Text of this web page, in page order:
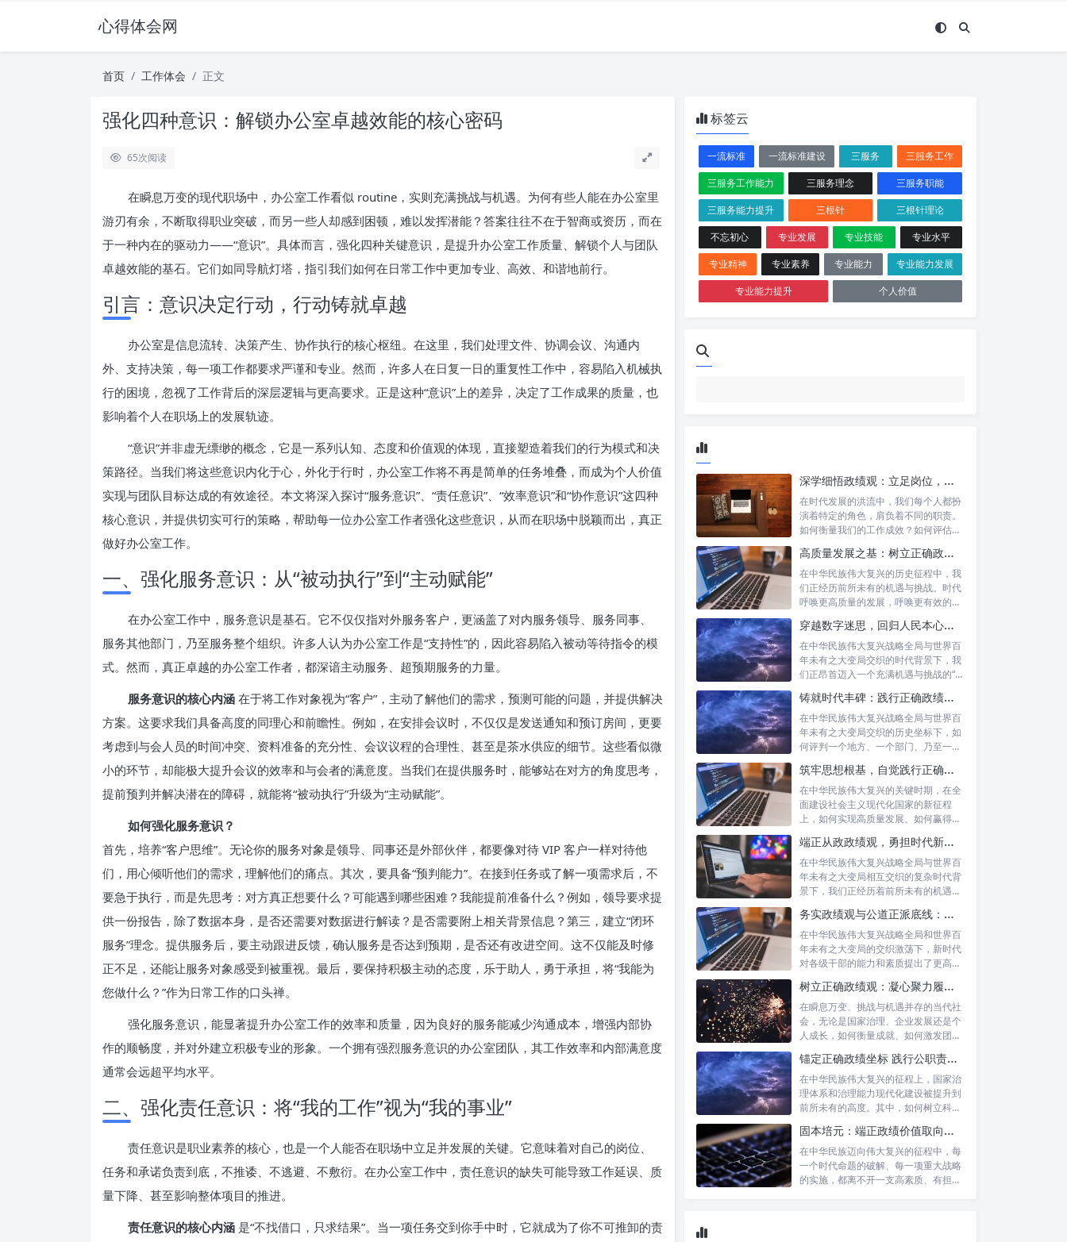
心得体会网
首页 工作体会 正文
强化四种意识：解锁办公室卓越效能的核心密码
65次阅读
在瞬息万变的现代职场中，办公室工作看似 routine，实则充满挑战与机遇。为何有些人能在办公室里
游刃有余，不断取得职业突破，而另一些人却感到困顿，难以发挥潜能？答案往往不在于智商或资历，而在
于一种内在的驱动力——“意识”。具体而言，强化四种关键意识，是提升办公室工作质量、解锁个人与团队
卓越效能的基石。它们如同导航灯塔，指引我们如何在日常工作中更加专业、高效、和谐地前行。
引言：意识决定行动，行动铸就卓越
办公室是信息流转、决策产生、协作执行的核心枢纽。在这里，我们处理文件、协调会议、沟通内
外、支持决策，每一项工作都要求严谨和专业。然而，许多人在日复一日的重复性工作中，容易陷入机械执
行的困境，忽视了工作背后的深层逻辑与更高要求。正是这种“意识”上的差异，决定了工作成果的质量，也
影响着个人在职场上的发展轨迹。
“意识”并非虚无缥缈的概念，它是一系列认知、态度和价值观的体现，直接塑造着我们的行为模式和决
策路径。当我们将这些意识内化于心，外化于行时，办公室工作将不再是简单的任务堆叠，而成为个人价值
实现与团队目标达成的有效途径。本文将深入探讨“服务意识”、“责任意识”、“效率意识”和“协作意识”这四种
核心意识，并提供切实可行的策略，帮助每一位办公室工作者强化这些意识，从而在职场中脱颖而出，真正
做好办公室工作。
一、强化服务意识：从“被动执行”到“主动赋能”
在办公室工作中，服务意识是基石。它不仅仅指对外服务客户，更涵盖了对内服务领导、服务同事、
服务其他部门，乃至服务整个组织。许多人认为办公室工作是“支持性”的，因此容易陷入被动等待指令的模
式。然而，真正卓越的办公室工作者，都深谙主动服务、超预期服务的力量。
服务意识的核心内涵 在于将工作对象视为“客户”，主动了解他们的需求，预测可能的问题，并提供解决
方案。这要求我们具备高度的同理心和前瞻性。例如，在安排会议时，不仅仅是发送通知和预订房间，更要
考虑到与会人员的时间冲突、资料准备的充分性、会议议程的合理性、甚至是茶水供应的细节。这些看似微
小的环节，却能极大提升会议的效率和与会者的满意度。当我们在提供服务时，能够站在对方的角度思考，
提前预判并解决潜在的障碍，就能将“被动执行”升级为“主动赋能”。
如何强化服务意识？
首先，培养“客户思维”。无论你的服务对象是领导、同事还是外部伙伴，都要像对待 VIP 客户一样对待他
们，用心倾听他们的需求，理解他们的痛点。其次，要具备“预判能力”。在接到任务或了解一项需求后，不
要急于执行，而是先思考：对方真正想要什么？可能遇到哪些困难？我能提前准备什么？例如，领导要求提
供一份报告，除了数据本身，是否还需要对数据进行解读？是否需要附上相关背景信息？第三，建立“闭环
服务”理念。提供服务后，要主动跟进反馈，确认服务是否达到预期，是否还有改进空间。这不仅能及时修
正不足，还能让服务对象感受到被重视。最后，要保持积极主动的态度，乐于助人，勇于承担，将“我能为
您做什么？”作为日常工作的口头禅。
强化服务意识，能显著提升办公室工作的效率和质量，因为良好的服务能减少沟通成本，增强内部协
作的顺畅度，并对外建立积极专业的形象。一个拥有强烈服务意识的办公室团队，其工作效率和内部满意度
通常会远超平均水平。
二、强化责任意识：将“我的工作”视为“我的事业”
责任意识是职业素养的核心，也是一个人能否在职场中立足并发展的关键。它意味着对自己的岗位、
任务和承诺负责到底，不推诿、不逃避、不敷衍。在办公室工作中，责任意识的缺失可能导致工作延误、质
量下降、甚至影响整体项目的推进。
责任意识的核心内涵 是“不找借口，只求结果”。当一项任务交到你手中时，它就成为了你不可推卸的责
标签云
一流标准 一流标准建设 三服务
三服务工作
三服务工作能力
三服务理念
三服务职能
三服务能力提升
三根针
三根针理论
不忘初心
专业发展 专业技能
专业水平
专业精神
专业素养 专业能力
专业能力发展
专业能力提升
个人价值
深学细悟政绩观：立足岗位，争做新时代的实干先锋
在时代发展的洪流中，我们每个人都扮
演着特定的角色，肩负着不同的职责。
如何衡量我们的工作成效？如何评估我
高质量发展之基：树立正确政绩理念，锤炼务实工作作风
在中华民族伟大复兴的历史征程中，我
们正经历前所未有的机遇与挑战。时代
呼唤更高质量的发展，呼唤更有效的治
穿越数字迷思，回归人民本心：悟透政绩观内涵，践行新时代使命
在中华民族伟大复兴战略全局与世界百
年未有之大变局交织的时代背景下，我
们正昂首迈入一个充满机遇与挑战的“新
铸就时代丰碑：践行正确政绩观，实干笃行显作为
在中华民族伟大复兴战略全局与世界百
年未有之大变局交织的历史坐标下，如
何评判一个地方、一个部门、乃至一名
筑牢思想根基，自觉践行正确政绩观：以实绩赢得民心，以担当开创未来
在中华民族伟大复兴的关键时期，在全
面建设社会主义现代化国家的新征程
上，如何实现高质量发展、如何赢得人
端正从政政绩观，勇担时代新使命：新征程上的责任与担当
在中华民族伟大复兴战略全局与世界百
年未有之大变局相互交织的复杂时代背
景下，我们正经历着前所未有的机遇与
务实政绩观与公道正派底线：新时代干部担当作为的“压舱石”
在中华民族伟大复兴战略全局和世界百
年未有之大变局的交织激荡下，新时代
对各级干部的能力和素质提出了更高要
树立正确政绩观：凝心聚力履职尽责的根本保障与实践路径
在瞬息万变、挑战与机遇并存的当代社
会，无论是国家治理、企业发展还是个
人成长，如何衡量成就、如何激发团队
锚定正确政绩坐标 践行公职责任担当：新时代国家治理的基石
在中华民族伟大复兴的征程上，国家治
理体系和治理能力现代化建设被提升到
前所未有的高度。其中，如何树立科学
固本培元：端正政绩价值取向，永葆为民服务初心
在中华民族迈向伟大复兴的征程中，每
一个时代命题的破解、每一项重大战略
的实施，都离不开一支高素质、有担当